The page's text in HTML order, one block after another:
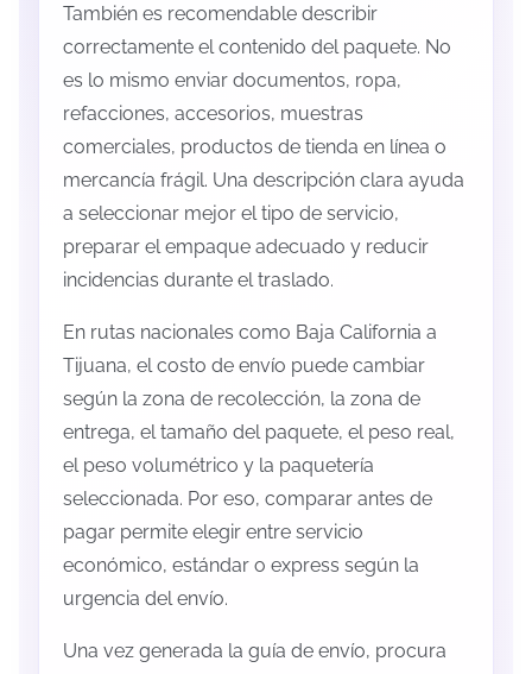
También es recomendable describir
correctamente el contenido del paquete. No
es lo mismo enviar documentos, ropa,
refacciones, accesorios, muestras
comerciales, productos de tienda en línea o
mercancía frágil. Una descripción clara ayuda
a seleccionar mejor el tipo de servicio,
preparar el empaque adecuado y reducir
incidencias durante el traslado.
En rutas nacionales como Baja California a
Tijuana, el costo de envío puede cambiar
según la zona de recolección, la zona de
entrega, el tamaño del paquete, el peso real,
el peso volumétrico y la paquetería
seleccionada. Por eso, comparar antes de
pagar permite elegir entre servicio
económico, estándar o express según la
urgencia del envío.
Una vez generada la guía de envío, procura